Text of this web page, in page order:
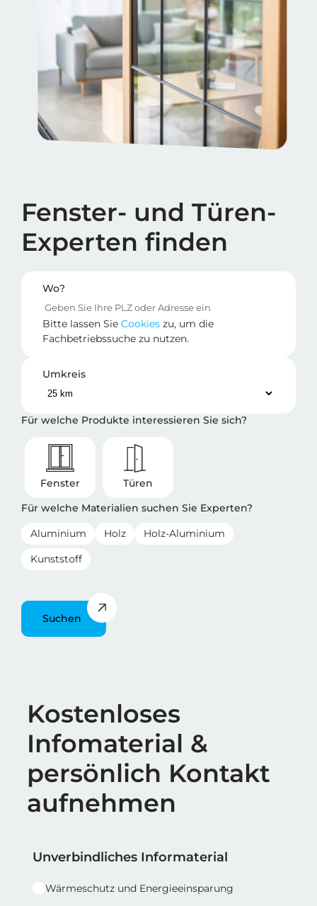
Fenster- und Türen-
Experten finden
Wo?
Bitte lassen Sie Cookies zu, um die
Fachbetriebssuche zu nutzen.
Umkreis
Für welche Produkte interessieren Sie sich?
Fenster
Türen
Für welche Materialien suchen Sie Experten?
Aluminium Holz
Holz-Aluminium
Kunststoff
Suchen
Überschrift
Kostenloses
Infomaterial &
persönlich Kontakt
aufnehmen
Reihe 1
Reihe 1 | Spalte 1
Unverbindliches Informaterial
Wärmeschutz und Energieeinsparung